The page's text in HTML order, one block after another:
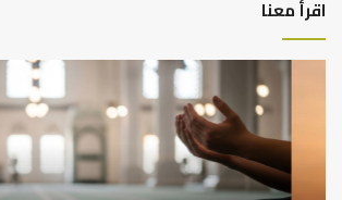
اقرأ معنا
أهم
استجابة
الدعاء